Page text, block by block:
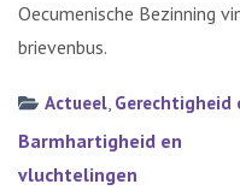
Oecumenische Bezinning
brievenbus.
Actueel, Gerechtigheid
Bericht
navigatie
Barmhartigheid en
vluchtelingen